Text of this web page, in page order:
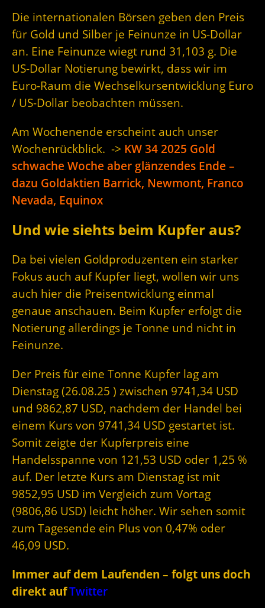
Die internationalen Börsen geben den Preis
für Gold und Silber je Feinunze in US-Dollar
an. Eine Feinunze wiegt rund 31,103 g. Die
US-Dollar Notierung bewirkt, dass wir im
Euro-Raum die Wechselkursentwicklung Euro
/ US-Dollar beobachten müssen.
Am Wochenende erscheint auch unser
Wochenrückblick. -> KW 34 2025 Gold
schwache Woche aber glänzendes Ende –
dazu Goldaktien Barrick, Newmont, Franco
Nevada, Equinox
Und wie siehts beim Kupfer aus?
Da bei vielen Goldproduzenten ein starker
Fokus auch auf Kupfer liegt, wollen wir uns
auch hier die Preisentwicklung einmal
genaue anschauen. Beim Kupfer erfolgt die
Notierung allerdings je Tonne und nicht in
Feinunze.
Der Preis für eine Tonne Kupfer lag am
Dienstag (26.08.25 ) zwischen 9741,34 USD
und 9862,87 USD, nachdem der Handel bei
einem Kurs von 9741,34 USD gestartet ist.
Somit zeigte der Kupferpreis eine
Handelsspanne von 121,53 USD oder 1,25 %
auf. Der letzte Kurs am Dienstag ist mit
9852,95 USD im Vergleich zum Vortag
(9806,86 USD) leicht höher. Wir sehen somit
zum Tagesende ein Plus von 0,47% oder
46,09 USD.
Immer auf dem Laufenden – folgt uns doch
direkt aufTwitter